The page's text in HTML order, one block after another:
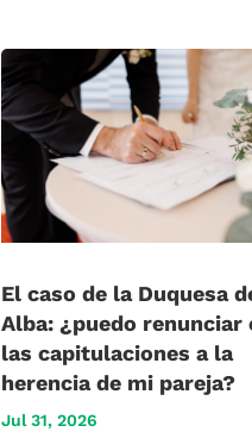
El caso de la Duquesa
Alba: ¿puedo renunciar
las capitulaciones a la
herencia de mi pareja?
Jul 31, 2026